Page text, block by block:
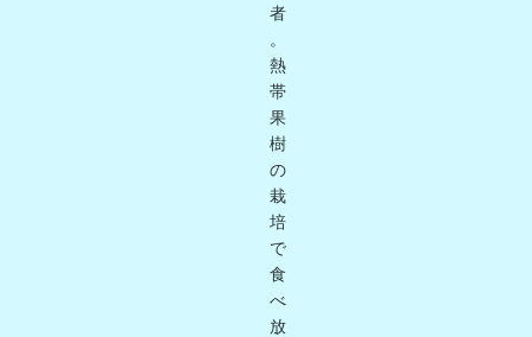
者
。
熱
帯
果
樹
の
栽
培
で
食
べ
放